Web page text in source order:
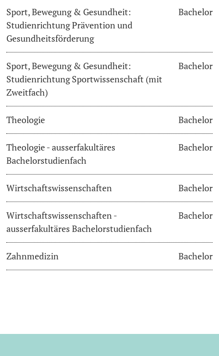
Sport, Bewegung & Gesundheit:
Studienrichtung Prävention und
Gesundheitsförderung
Bachelor
Sport, Bewegung & Gesundheit:
Studienrichtung Sportwissenschaft (mit
Zweitfach)
Bachelor
Theologie Bachelor
Theologie - ausserfakultäres
Bachelorstudienfach
Bachelor
Wirtschaftswissenschaften Bachelor
Wirtschaftswissenschaften -
ausserfakultäres Bachelorstudienfach
Bachelor
Zahnmedizin Bachelor